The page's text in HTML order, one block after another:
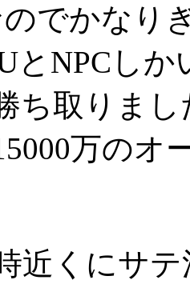
でかなり
とNPCし
ち取りまし
万のオ
近くにサ